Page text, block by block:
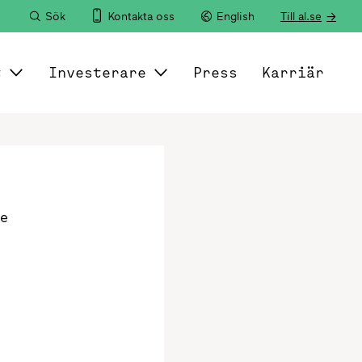
Sök Kontakta oss English Till al.se
Investerare Press Karriär